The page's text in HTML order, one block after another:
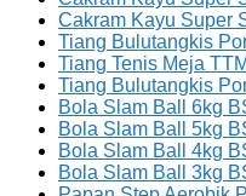
Cakram Kayu Super
Tiang Bulutangkis
Tiang Tenis Meja
Tiang Bulutangkis
Bola Slam Ball 6kg
Bola Slam Ball 5kg
Bola Slam Ball 4kg
Bola Slam Ball 3kg